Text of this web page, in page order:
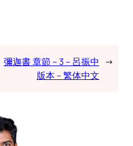
彌迦書 章節 – 3 – 呂振中
版本 – 繁体中文
→